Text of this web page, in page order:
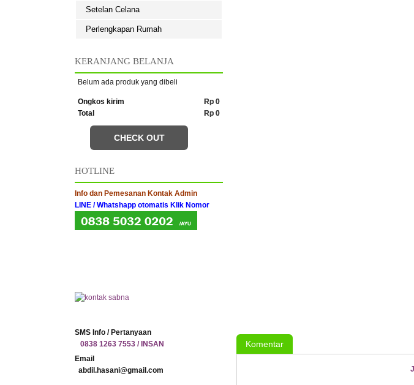
Setelan Celana
Perlengkapan Rumah
KERANJANG BELANJA
Belum ada produk yang dibeli
Rp 0
Ongkos kirim
Rp 0
Total
CHECK OUT
HOTLINE
Info dan Pemesanan Kontak Admin
LINE / Whatshapp otomatis Klik Nomor
SMS Info / Pertanyaan
0838 1263 7553 / INSAN
Email
abdil.hasani@gmail.com
Komentar